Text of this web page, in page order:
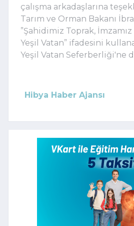
çalışma arkadaşlarına
Tarım ve Orman Bakanı
”Şahidimiz Toprak, İmzamız
Yeşil Vatan” ifadesini
Yeşil Vatan Seferberliği'ne
Hibya Haber Ajansı